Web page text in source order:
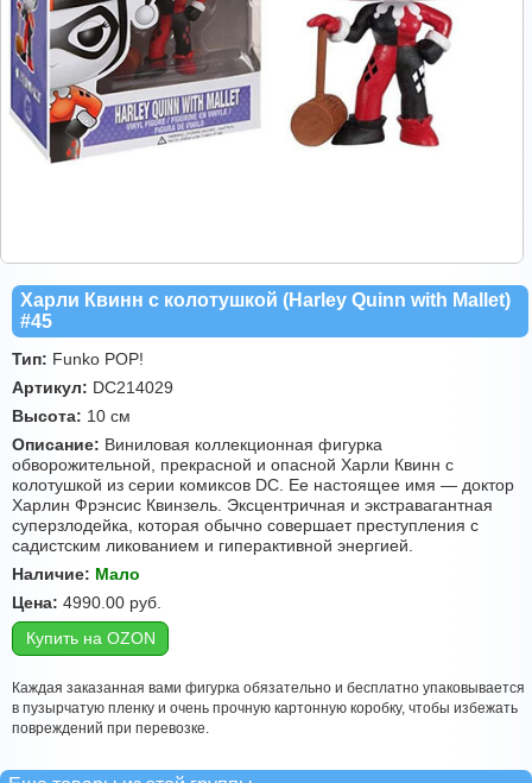
Харли Квинн с колотушкой (Harley Quinn with Mallet)
#45
Тип: Funko POP!
Артикул: DC214029
Высота: 10 см
Описание: Виниловая коллекционная фигурка
обворожительной, прекрасной и опасной Харли Квинн с
колотушкой из серии комиксов DC. Ее настоящее имя — доктор
Харлин Фрэнсис Квинзель. Эксцентричная и экстравагантная
суперзлодейка, которая обычно совершает преступления с
садистским ликованием и гиперактивной энергией.
Наличие: Мало
Цена: 4990.00 руб.
Купить на OZON
Каждая заказанная вами фигурка обязательно и бесплатно упаковывается
в пузырчатую пленку и очень прочную картонную коробку, чтобы избежать
повреждений при перевозке.